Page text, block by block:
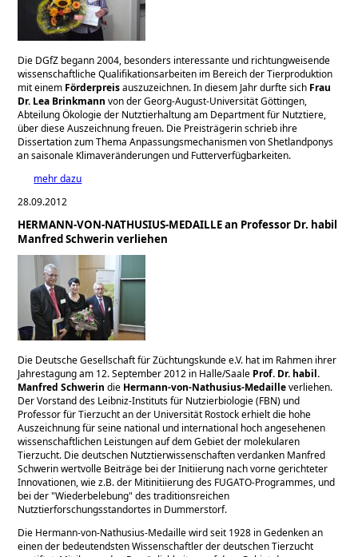
Die DGfZ begann 2004, besonders interessante und richtungweisende
wissenschaftliche Qualifikationsarbeiten im Bereich der Tierproduktion
mit einem Förderpreisauszuzeichnen. In diesem Jahr durfte sich Frau
Dr. Lea Brinkmann von der Georg-August-Universität Göttin­gen,
Abteilung Ökologie der Nutztierhaltung am Department für Nutztiere,
über diese Aus­zeichnung freuen. Die Preisträgerin schrieb ihre
Dissertation zum Thema Anpassungsme­chanismen von Shetlandponys
an saisonale Klimaveränderungen und Futterverfügbarkeiten.
mehr dazu
28.09.2012
HERMANN-VON-NATHUSIUS-MEDAILLE an Professor Dr. habil
Manfred Schwerin verliehen
Die Deutsche Gesellschaft für Züchtungskunde e.V. hat im Rahmen ihrer
Jahrestagung am 12. September 2012 in Halle/Saale Prof. Dr. habil.
Manfred Schwerindie Hermann-von-Nathusius-Medailleverliehen.
Der Vor­stand des Leibniz-Instituts für Nutzierbiologie (FBN) und
Professor für Tierzucht an der Uni­versität Rostock erhielt die hohe
Auszeichnung für seine national und international hoch an­gesehenen
wissenschaftlichen Leistungen auf dem Gebiet der molekularen
Tierzucht. Die deutschen Nutztierwissenschaften verdanken Manfred
Schwerin wertvolle Beiträge bei der Initiierung nach vorne gerichteter
Innovationen, wie z.B. der Mitinitiierung des FUGATO-Programmes, und
bei der Wiederbelebung des traditionsreichen
Nutztierforschungsstandortes in Dummerstorf.
Die Hermann-von-Nathusius-Medaille wird seit 1928 in Gedenken an
einen der bedeutendsten Wissenschaftler der deutschen Tierzucht